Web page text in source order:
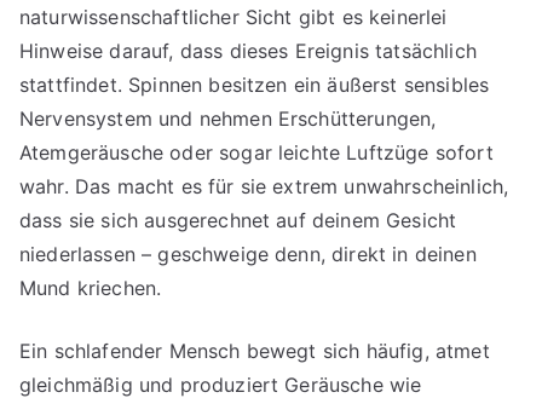
naturwissenschaftlicher Sicht gibt es keinerlei
Hinweise darauf, dass dieses Ereignis tatsächlich
stattfindet. Spinnen besitzen ein äußerst sensibles
Nervensystem und nehmen Erschütterungen,
Atemgeräusche oder sogar leichte Luftzüge sofort
wahr. Das macht es für sie extrem unwahrscheinlich,
dass sie sich ausgerechnet auf deinem Gesicht
niederlassen – geschweige denn, direkt in deinen
Mund kriechen.
Ein schlafender Mensch bewegt sich häufig, atmet
gleichmäßig und produziert Geräusche wie